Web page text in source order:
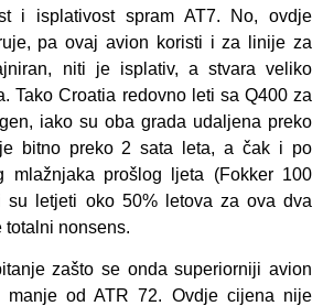
i isplativost spram AT7. No, ovdje
pa ovaj avion koristi i za linije za
niti je isplativ, a stvara veliko
Tako Croatia redovno leti sa Q400 za
iako su oba grada udaljena preko
bitno preko 2 sata leta, a čak i po
mlažnjaka prošlog ljeta (Fokker 100
su letjeti oko 50% letova za ova dva
totalni nonsens.
zašto se onda superiorniji avion
manje od ATR 72. Ovdje cijena nije